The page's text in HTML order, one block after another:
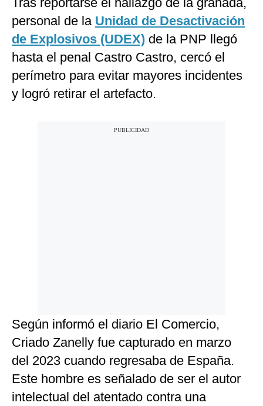
personal de la Unidad de Desactivación
de Explosivos (UDEX) de la PNP llegó
hasta el penal Castro Castro, cercó el
perímetro para evitar mayores incidentes
y logró retirar el artefacto.
Según informó el diario El Comercio,
Criado Zanelly fue capturado en marzo
del 2023 cuando regresaba de España.
Este hombre es señalado de ser el autor
intelectual del atentado contra una